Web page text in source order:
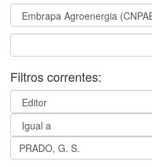
Filtros correntes: